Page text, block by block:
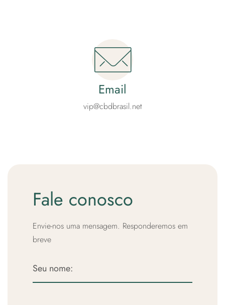
Email
vip@cbdbrasil.net
Fale conosco
Envie-nos uma mensagem. Responderemos em
breve